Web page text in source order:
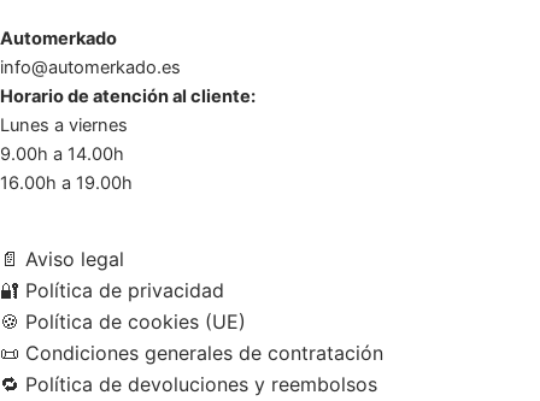
Automerkado
info@automerkado.es
Horario de atención al cliente:
Lunes a viernes
9.00h a 14.00h
16.00h a 19.00h
📄 Aviso legal
🔐 Política de privacidad
🍪 Política de cookies (UE)
📜 Condiciones generales de contratación
🔁 Política de devoluciones y reembolsos